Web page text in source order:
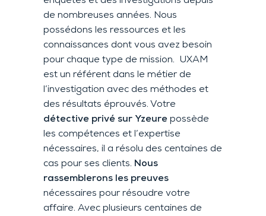
de nombreuses années. Nous
possédons les ressources et les
connaissances dont vous avez besoin
pour chaque type de mission. UXAM
est un référent dans le métier de
l’investigation avec des méthodes et
des résultats éprouvés. Votre
détective privé sur Yzeure possède
les compétences et l’expertise
nécessaires, il a résolu des centaines de
cas pour ses clients. Nous
rassemblerons les preuves
nécessaires pour résoudre votre
affaire. Avec plusieurs centaines de